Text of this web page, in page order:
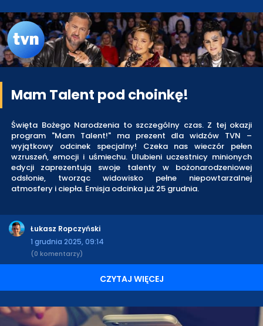
Mam Talent pod choinkę!
Święta Bożego Narodzenia to szczególny czas. Z tej okazji
program "Mam Talent!" ma prezent dla widzów TVN –
wyjątkowy odcinek specjalny! Czeka nas wieczór pełen
wzruszeń, emocji i uśmiechu. Ulubieni uczestnicy minionych
edycji zaprezentują swoje talenty w bożonarodzeniowej
odsłonie, tworząc widowisko pełne niepowtarzalnej
atmosfery i ciepła. Emisja odcinka już 25 grudnia.
Łukasz Ropczyński
1 grudnia 2025, 09:14
(0 komentarzy)
CZYTAJ WIĘCEJ